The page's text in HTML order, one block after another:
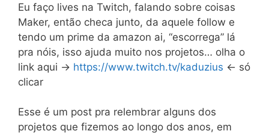
Eu faço lives na Twitch, falando sobre coisas
Maker, então checa junto, da aquele follow e
tendo um prime da amazon ai, “escorrega” lá
pra nóis, isso ajuda muito nos projetos… olha o
link aqui -> https://www.twitch.tv/kaduzius <- só
clicar
Esse é um post pra relembrar alguns dos
projetos que fizemos ao longo dos anos, em